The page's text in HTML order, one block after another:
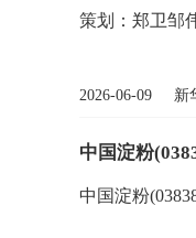
策划：郑卫邹
2026-06-09 新
中国淀粉
中国淀粉